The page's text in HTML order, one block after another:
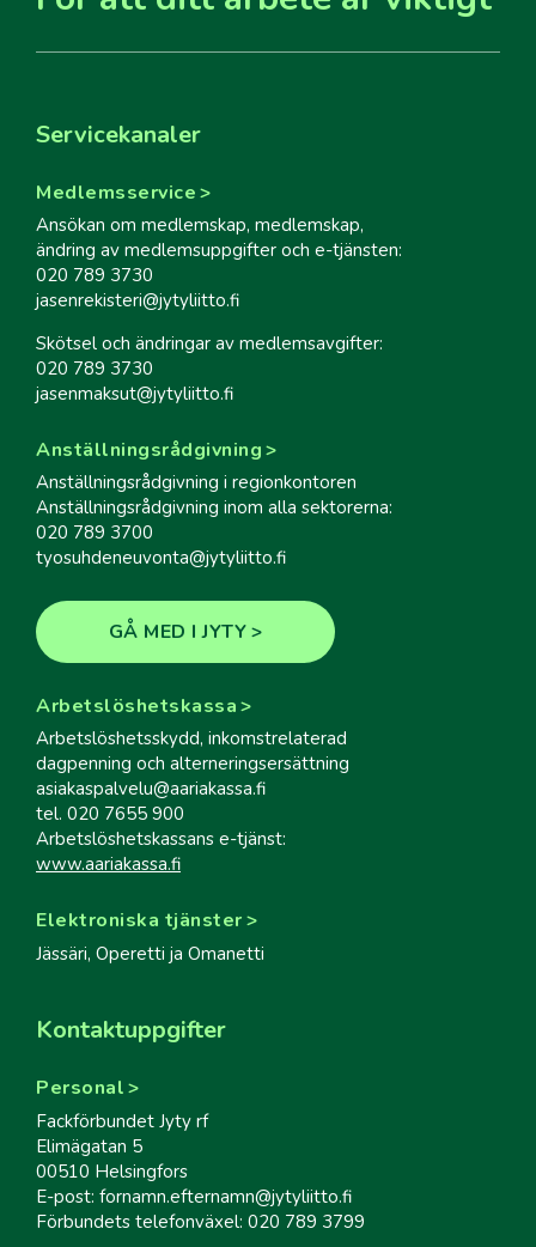
Servicekanaler
Medlemsservice
Ansökan om medlemskap, medlemskap,
ändring av medlemsuppgifter och e-tjänsten:
020 789 3730
jasenrekisteri@jytyliitto.fi
Skötsel och ändringar av medlemsavgifter:
020 789 3730
jasenmaksut@jytyliitto.fi
Anställningsrådgivning
Anställningsrådgivning i regionkontoren
Anställningsrådgivning inom alla sektorerna:
020 789 3700
tyosuhdeneuvonta@jytyliitto.fi
GÅ MED I JYTY
Arbetslöshetskassa
Arbetslöshetsskydd, inkomstrelaterad
dagpenning och alterneringsersättning
asiakaspalvelu@aariakassa.fi
tel. 020 7655 900
Arbetslöshetskassans e-tjänst:
www.aariakassa.fi
Elektroniska tjänster
Jässäri, Operetti ja Omanetti
Kontaktuppgifter
Personal
Fackförbundet Jyty rf
Elimägatan 5
00510 Helsingfors
E-post: fornamn.efternamn@jytyliitto.fi
Förbundets telefonväxel: 020 789 3799